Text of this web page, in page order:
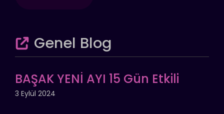
Genel Blog
BAŞAK YENİ AYI 15 Gün Etkili
3 Eylül 2024